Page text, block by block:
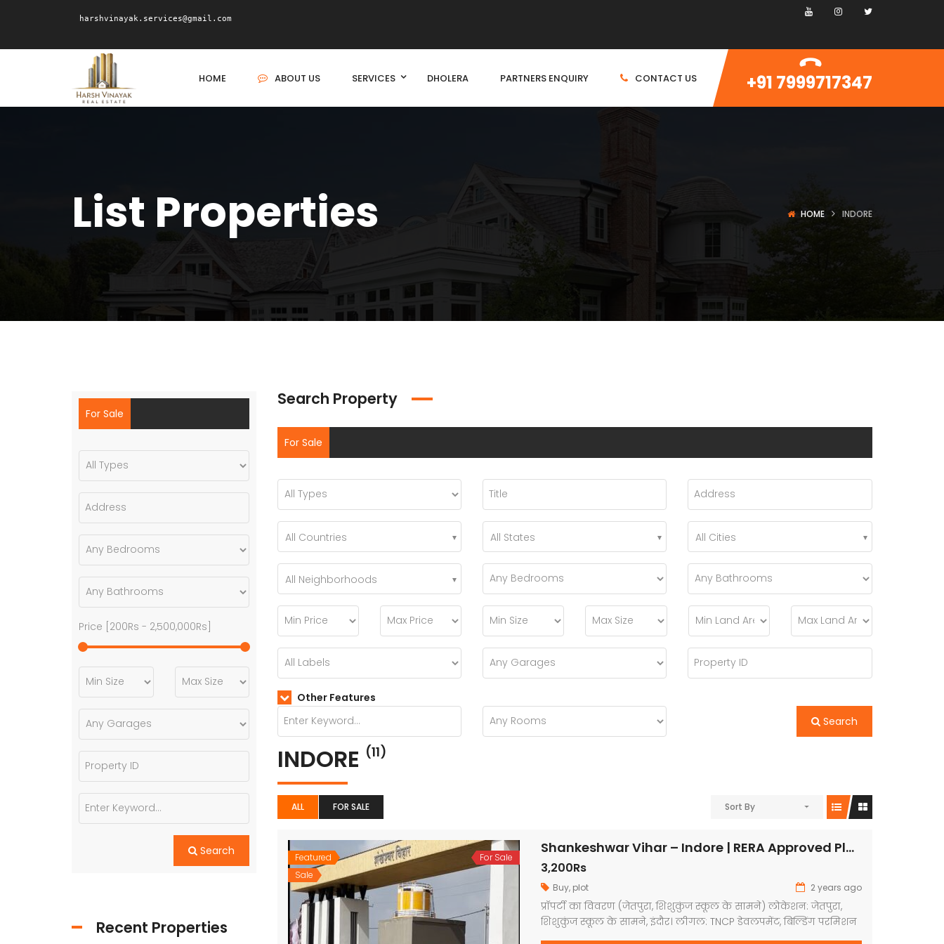
harshvinayak.services@gmail.com
HOME ABOUT US SERVICES DHOLERA PARTNERS ENQUIRY CONTACT US +91 7999717347
List Properties HOME INDORE
Search Property
For Sale
All Countries All States All Cities
All Neighborhoods
Other Features
Search
INDORE (11)
ALL FOR SALE Sort By
Featured
Sale
For Sale
Shankeshwar Vihar – Indore | RERA Approved Plots
3,200Rs
Buy, plot 2 years ago
प्रॉपर्टी का विवरण (जेतपुरा, शिशुकुंज स्कूल के सामने) लोकेशन: जेतपुरा,
शिशुकुंज स्कूल के सामने, इंदौर। लीगल: TNCP डेवलपमेंट, बिल्डिंग परमिशन
For Sale
Price [200Rs - 2,500,000Rs]
Search
Recent Properties